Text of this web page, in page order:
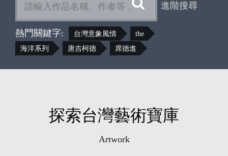
尋
進階搜尋
熱門關鍵字: 台灣意象風情
the
海洋系列
唐吉柯德 席德進
探索台灣藝術寶庫
Artwork